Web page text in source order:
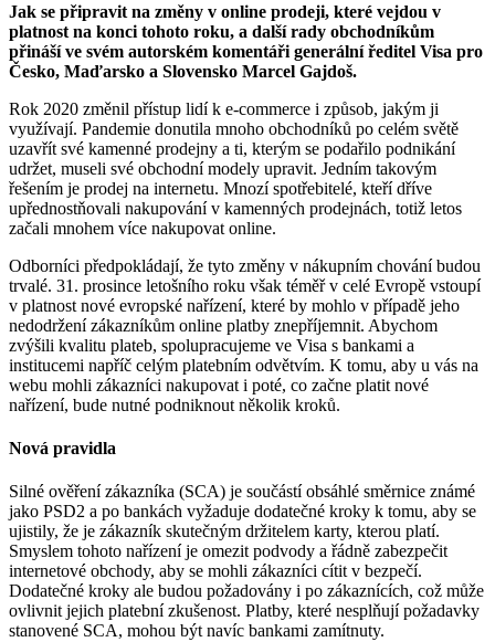
Jak se připravit na změny v online prodeji, které vejdou v
platnost na konci tohoto roku, a další rady obchodníkům
přináší ve svém autorském komentáři generální ředitel Visa pro
Česko, Maďarsko a Slovensko Marcel Gajdoš.
Rok 2020 změnil přístup lidí k e-commerce i způsob, jakým ji
využívají. Pandemie donutila mnoho obchodníků po celém světě
uzavřít své kamenné prodejny a ti, kterým se podařilo podnikání
udržet, museli své obchodní modely upravit. Jedním takovým
řešením je prodej na internetu. Mnozí spotřebitelé, kteří dříve
upřednostňovali nakupování v kamenných prodejnách, totiž letos
začali mnohem více nakupovat online.
Odborníci předpokládají, že tyto změny v nákupním chování budou
trvalé. 31. prosince letošního roku však téměř v celé Evropě vstoupí
v platnost nové evropské nařízení, které by mohlo v případě jeho
nedodržení zákazníkům online platby znepříjemnit. Abychom
zvýšili kvalitu plateb, spolupracujeme ve Visa s bankami a
institucemi napříč celým platebním odvětvím. K tomu, aby u vás na
webu mohli zákazníci nakupovat i poté, co začne platit nové
nařízení, bude nutné podniknout několik kroků.
Nová pravidla
Silné ověření zákazníka (SCA) je součástí obsáhlé směrnice známé
jako PSD2 a po bankách vyžaduje dodatečné kroky k tomu, aby se
ujistily, že je zákazník skutečným držitelem karty, kterou platí.
Smyslem tohoto nařízení je omezit podvody a řádně zabezpečit
internetové obchody, aby se mohli zákazníci cítit v bezpečí.
Dodatečné kroky ale budou požadovány i po zákaznících, což může
ovlivnit jejich platební zkušenost. Platby, které nesplňují požadavky
stanovené SCA, mohou být navíc bankami zamítnuty.